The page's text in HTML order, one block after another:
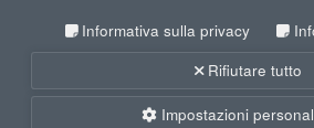
Informativa sulla privacy
Rifiutare tutto
Impostazioni